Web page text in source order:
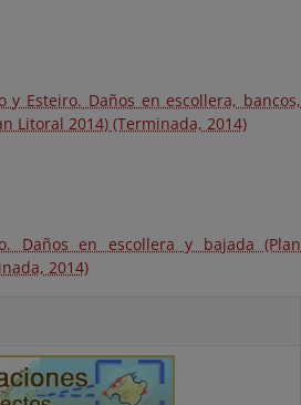
y Esteiro. Daños en escollera, bancos,
Litoral 2014) (Terminada, 2014)
Daños en escollera y bajada (Plan
2014)